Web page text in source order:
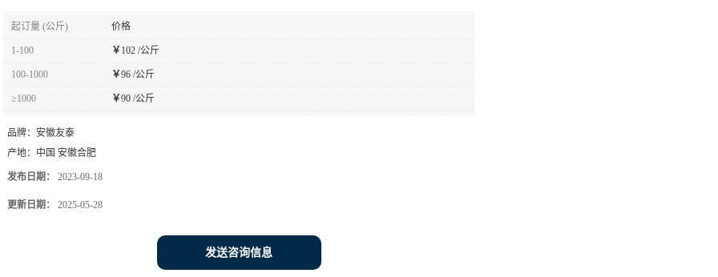
起订量 (公斤) 价格
1-100 ￥102 /公斤
100-1000 ￥96 /公斤
≥1000 ￥90 /公斤
品牌： 安徽友泰
产地： 中国 安徽合肥
发布日期： 2023-09-18
更新日期： 2025-05-28
发送咨询信息